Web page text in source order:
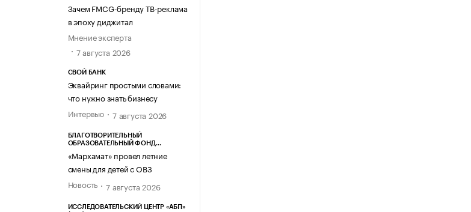
Зачем FMCG-бренду ТВ-реклама
в эпоху диджитал
Мнение эксперта
7 августа 2026
СВОЙ БАНК
Эквайринг простыми словами:
что нужно знать бизнесу
Интервью
7 августа 2026
БЛАГОТВОРИТЕЛЬНЫЙ
ОБРАЗОВАТЕЛЬНЫЙ ФОНД
«Мархамат» провел летние
смены для детей с ОВЗ
Новость
7 августа 2026
ИССЛЕДОВАТЕЛЬСКИЙ ЦЕНТР «АБП»